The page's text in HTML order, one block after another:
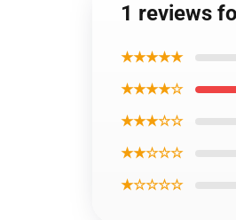
1 reviews
★★★★★
★★★★☆
★★★☆☆
★★☆☆☆
★☆☆☆☆